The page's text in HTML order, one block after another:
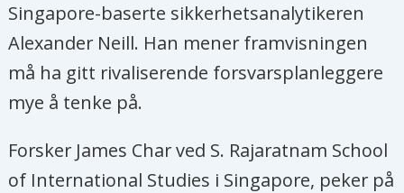
Singapore-baserte sikkerhetsanalytikeren
Alexander Neill. Han mener framvisningen
må ha gitt rivaliserende forsvarsplanleggere
mye å tenke på.
Forsker James Char ved S. Rajaratnam School
of International Studies i Singapore, peker på